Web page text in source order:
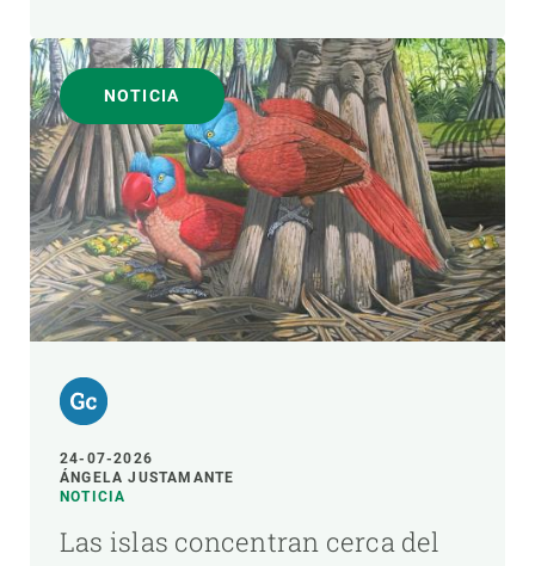
NOTICIA
24-07-2026
ÁNGELA JUSTAMANTE
NOTICIA
Las islas concentran cerca del